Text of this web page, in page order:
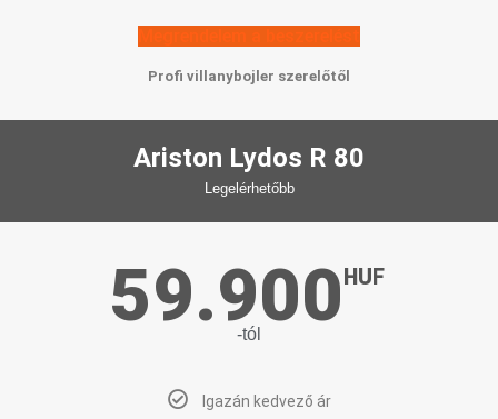
Profi villanybojler szerelőtől
Ariston Lydos R 80
Legelérhetőbb
59.900 HUF
-tól
Igazán kedvező ár